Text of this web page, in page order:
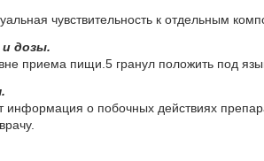
чувствительность к отдельным
и до­зы.
приема пищи.5 гранул положить под
о побочных действиях